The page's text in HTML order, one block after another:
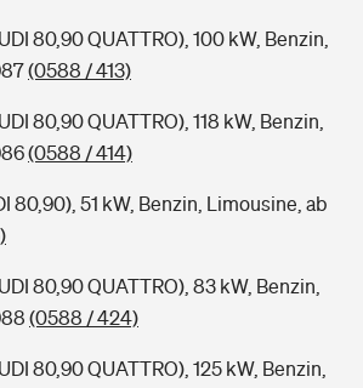
80,90 QUATTRO), 100 kW, Benzin,
(0588 / 413)
80,90 QUATTRO), 118 kW, Benzin,
(0588 / 414)
80,90), 51 kW, Benzin, Limousine, ab
80,90 QUATTRO), 83 kW, Benzin,
(0588 / 424)
80,90 QUATTRO), 125 kW, Benzin,